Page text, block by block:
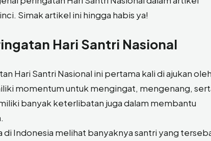
Simak artikel ini hingga habis ya!
Hari Santri Nasional
Hari Santri Nasional ini pertama kali di ajukan oleh
momentum untuk mengingat, mengenang,
banyak keterlibatan juga dalam membantu
di Indonesia melihat banyaknya santri yang